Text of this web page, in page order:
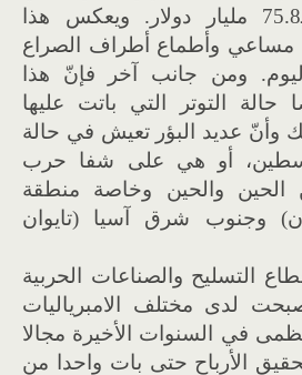
المرتبة الخامسة بـ75.8 مليار دولار. ويعكس هذا
مساعي وأطماع أطراف الصراع
ومن جانب آخر فإنّ هذا
حالة التوتر التي باتت عليها
وأنّ عديد البؤر تعيش في حالة
أو هي على شفا حرب
الحين والحين وخاصة منطقة
وجنوب شرق آسيا (تايوان
التسليح والصناعات الحربية
لدى مختلف الامبرياليات
في السنوات الأخيرة مجالا
الأرباح حتى بات واحدا من